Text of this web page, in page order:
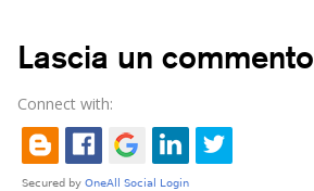
da
ispirazione
Lascia un commento
Connect with: